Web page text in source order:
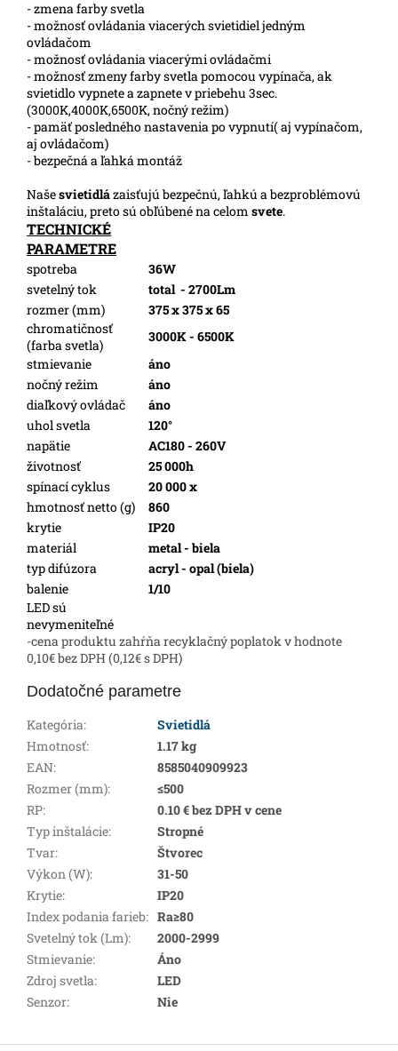
- zmena farby svetla
- možnosť ovládania viacerých svietidiel jedným
ovládačom
- možnosť ovládania viacerými ovládačmi
- možnosť zmeny farby svetla pomocou vypínača, ak
svietidlo vypnete a zapnete v priebehu 3sec.
(3000K,4000K,6500K, nočný režim)
- pamäť posledného nastavenia po vypnutí( aj vypínačom,
aj ovládačom)
- bezpečná a ľahká montáž
Našesvietidlázaisťujú bezpečnú, ľahkú a bezproblémovú
inštaláciu, preto sú obľúbené na celom svete.
TECHNICKÉ
PARAMETRE
spotreba
36W
svetelný tok
total - 2700Lm
rozmer (mm)
375 x 375 x 65
chromatičnosť
(farba svetla)
3000K - 6500K
stmievanie
áno
nočný režim
áno
diaľkový ovládač
áno
uhol svetla
120°
napätie
AC180 - 260V
životnosť
25 000h
spínací cyklus
20 000 x
hmotnosť netto (g)
860
krytie
IP20
materiál
metal - biela
typ difúzora
acryl - opal (biela)
balenie
1/10
LED sú
nevymeniteľné
-cena produktu zahŕňa recyklačný poplatok v hodnote
0,10€ bez DPH (0,12€ s DPH)
Dodatočné parametre
Kategória:
Svietidlá
Hmotnosť:
1.17 kg
EAN:
8585040909923
Rozmer (mm):
≤500
RP:
0.10 € bez DPH v cene
Typ inštalácie:
Stropné
Tvar:
Štvorec
Výkon (W):
31-50
Krytie:
IP20
Index podania farieb: Ra≥80
Svetelný tok (Lm):
2000-2999
Stmievanie:
Áno
Zdroj svetla:
LED
Senzor: Nie